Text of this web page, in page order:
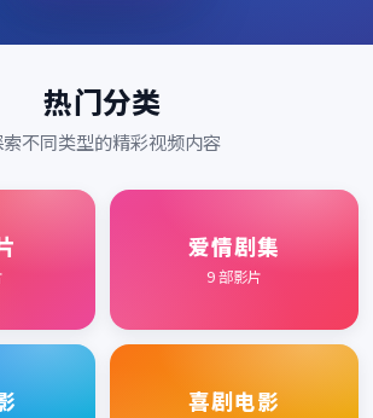
热门分类
索不同类型的精彩视频内容
爱情剧集
9部影片
喜剧电影